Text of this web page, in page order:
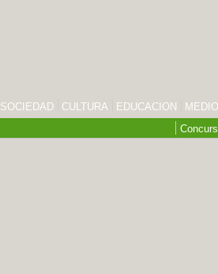
SOCIEDAD CULTURA EDUCACION